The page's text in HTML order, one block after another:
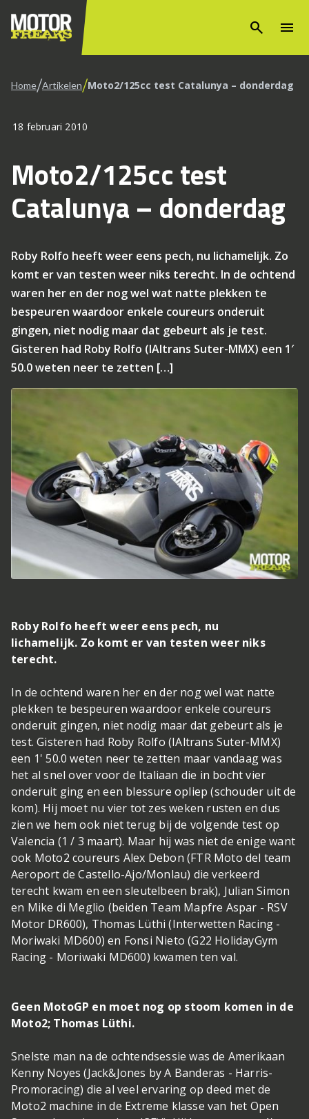
search menu
Home/Artikelen/Moto2/125cc test Catalunya – donderdag
18 februari 2010
Moto2/125cc test
Catalunya – donderdag
Roby Rolfo heeft weer eens pech, nu lichamelijk. Zo
komt er van testen weer niks terecht. In de ochtend
waren her en der nog wel wat natte plekken te
bespeuren waardoor enkele coureurs onderuit
gingen, niet nodig maar dat gebeurt als je test.
Gisteren had Roby Rolfo (IAltrans Suter-MMX) een 1′
50.0 weten neer te zetten […]
Roby Rolfo heeft weer eens pech, nu
lichamelijk. Zo komt er van testen weer niks
terecht.
In de ochtend waren her en der nog wel wat natte
plekken te bespeuren waardoor enkele coureurs
onderuit gingen, niet nodig maar dat gebeurt als je
test. Gisteren had Roby Rolfo (IAltrans Suter-MMX)
een 1' 50.0 weten neer te zetten maar vandaag was
het al snel over voor de Italiaan die in bocht vier
onderuit ging en een blessure opliep (schouder uit de
kom). Hij moet nu vier tot zes weken rusten en dus
zien we hem ook niet terug bij de volgende test op
Valencia (1 / 3 maart). Maar hij was niet de enige want
ook Moto2 coureurs Alex Debon (FTR Moto del team
Aeroport de Castello-Ajo/Monlau) die verkeerd
terecht kwam en een sleutelbeen brak), Julian Simon
en Mike di Meglio (beiden Team Mapfre Aspar - RSV
Motor DR600), Thomas Lüthi (Interwetten Racing -
Moriwaki MD600) en Fonsi Nieto (G22 HolidayGym
Racing - Moriwaki MD600) kwamen ten val.
Geen MotoGP en moet nog op stoom komen in de
Moto2; Thomas Lüthi.
Snelste man na de ochtendsessie was de Amerikaan
Kenny Noyes (Jack&Jones by A Banderas - Harris-
Promoracing) die al veel ervaring op deed met de
Moto2 machine in de Extreme klasse van het Open